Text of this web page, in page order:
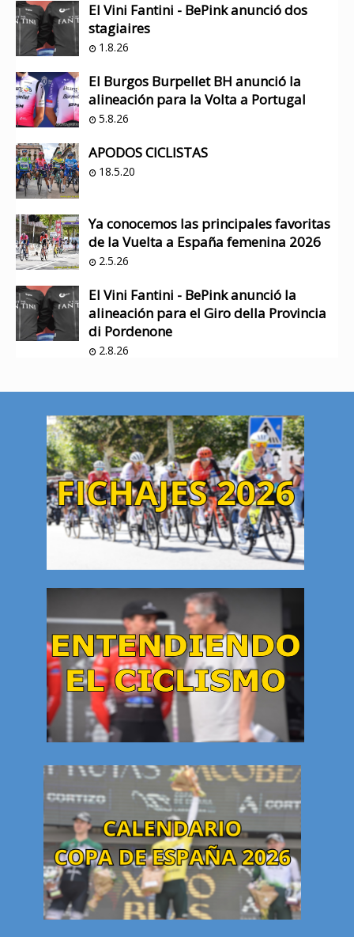
El Vini Fantini - BePink anunció dos
stagiaires
1.8.26
El Burgos Burpellet BH anunció la
alineación para la Volta a Portugal
5.8.26
APODOS CICLISTAS
18.5.20
Ya conocemos las principales favoritas
de la Vuelta a España femenina 2026
2.5.26
El Vini Fantini - BePink anunció la
alineación para el Giro della Provincia
di Pordenone
2.8.26